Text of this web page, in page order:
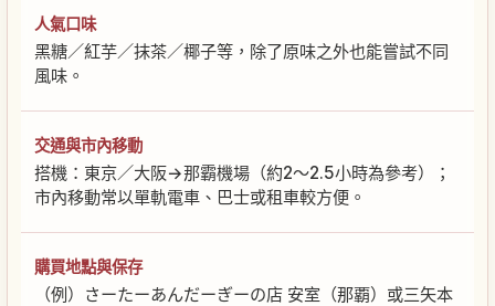
人氣口味
黑糖／紅芋／抹茶／椰子等，除了原味之外也能嘗試不同
風味。
交通與市內移動
搭機：東京／大阪→那霸機場（約2〜2.5小時為參考）；
市內移動常以單軌電車、巴士或租車較方便。
購買地點與保存
（例）さーたーあんだーぎーの店 安室（那覇）或三矢本